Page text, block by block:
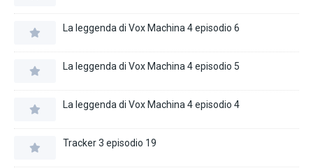
La leggenda di Vox Machina 4 episodio 6
La leggenda di Vox Machina 4 episodio 5
La leggenda di Vox Machina 4 episodio 4
Tracker 3 episodio 19